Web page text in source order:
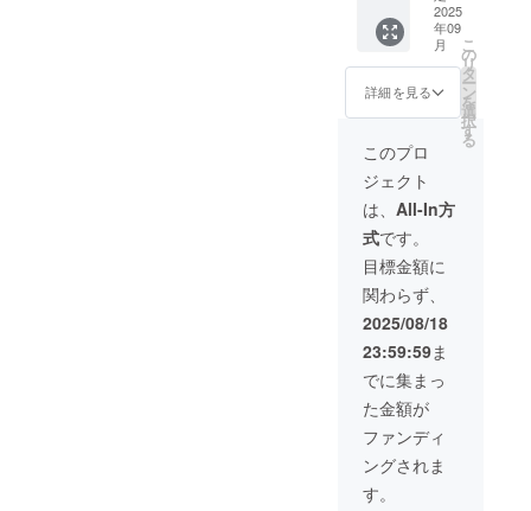
ん）】
・商品
内容：
原木椎
茸（家
庭用）
・原材
料名：
国産原
木椎茸
・セッ
ト内
容：こ
うしん
（小葉
3cm～
4.5cm
） ・内
容量：
40g ・
賞味期
限：
12ヶ月
・保存
方法：
常温
・保存
方法：
お米の
虫を防
ぐた
射日光
のあた
る場所
や、高
温多湿
を避
け、可
能な限
り冷蔵
庫の中
での保
管を推
奨しま
す。 ・
産地：
秋田県
※「原材
料及び
を手作
りして
いる様
届け！
※2025
年9月よ
り順次
発送を
開始し
ます。
況に応
じて発
送時期
が変動
する可
能性が
ござい
ます。
※グッズ
デザイ
ンは、
決定次
第活動
ル映像
２点】
応援者
限定の
「秘密
コンテ
ンツ」
をお届
けしま
す！
【プレ
ミアピ
ンバッ
チ】 ・
一口に
つき一
個 ・サ
イズ：
幅
22cm×
縦15cm
【オリ
ジナル
映像2
点】 ・
2025
年09
月
詳細を見る
こ
の
リ
タ
ー
ン
を
選
択
す
る
このプロ
ジェクト
は、 All-In方
式です。
目標金額に
関わらず、
2025/08/18
23:59:59ま
でに集まっ
た金額が
ファンディ
ングされま
す。